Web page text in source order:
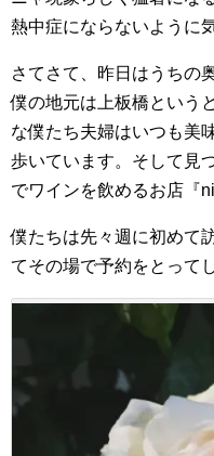
熱中症にならないように
さてさて、昨日はうちの
僕の地元は上板橋という
な僕たち夫婦はいつも美
歩いています。そして見
でワインを飲めるお店『
僕たちは先々週に初めて
てその場で予約をとって